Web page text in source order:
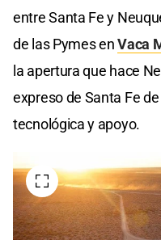
entre Santa Fe y
de las Pymes enVaca
la apertura que hace
expreso de Santa Fe
tecnológica y apoyo.